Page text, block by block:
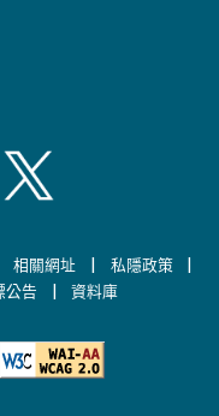
[This link will pop up in
pop up in a new
[This link will pop up
Twitter [This link will
相關網址 | 私隱政策 |
公告 | 資料庫